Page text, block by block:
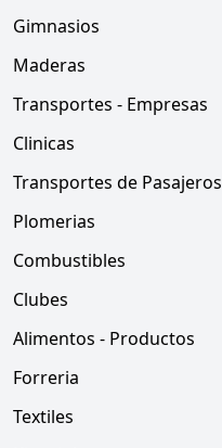
Gimnasios
Maderas
Transportes - Empresas
Clinicas
Transportes de Pasajeros
Plomerias
Combustibles
Clubes
Alimentos - Productos
Forreria
Textiles